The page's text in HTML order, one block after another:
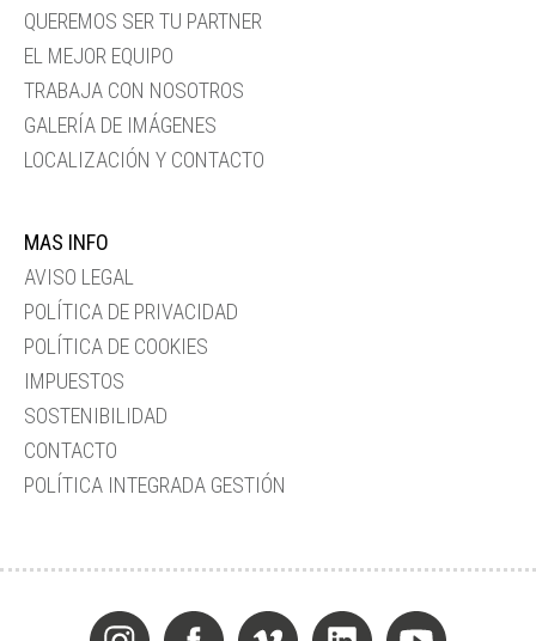
QUEREMOS SER TU PARTNER
EL MEJOR EQUIPO
TRABAJA CON NOSOTROS
GALERÍA DE IMÁGENES
LOCALIZACIÓN Y CONTACTO
MAS INFO
AVISO LEGAL
POLÍTICA DE PRIVACIDAD
POLÍTICA DE COOKIES
IMPUESTOS
SOSTENIBILIDAD
CONTACTO
POLÍTICA INTEGRADA GESTIÓN